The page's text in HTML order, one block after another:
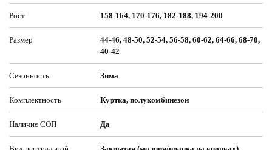
Рост 158-164, 170-176, 182-188, 194-200
Размер
44-46, 48-50, 52-54, 56-58, 60-62, 64-66, 68-70,
40-42
Сезонность Зима
Комплектность Куртка, полукомбинезон
Наличие СОП Да